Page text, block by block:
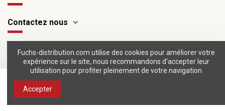
Contactez nous
Suivez-nous
Fuchs-distribution.com utilise des cookies pour améliorer votre
expérience sur le site, nous recommandons d'accepter leur
utilisation pour profiter pleinement de votre navigation
Accepter